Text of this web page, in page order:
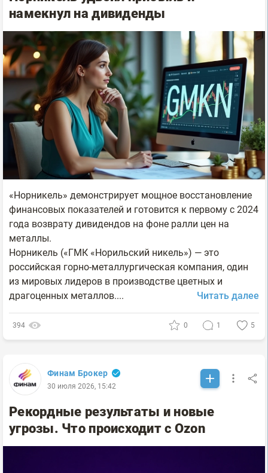
намекнул на дивиденды
«Норникель» демонстрирует мощное восстановление
финансовых показателей и готовится к первому с 2024
года возврату дивидендов на фоне ралли цен на
металлы.
Норникель («ГМК «Норильский никель») — это
российская горно-металлургическая компания, один
из мировых лидеров в производстве цветных и
драгоценных металлов....
Читать далее
394 0 1 5
Финам Брокер
30 июля 2026, 15:42
Рекордные результаты и новые
угрозы. Что происходит с Ozon